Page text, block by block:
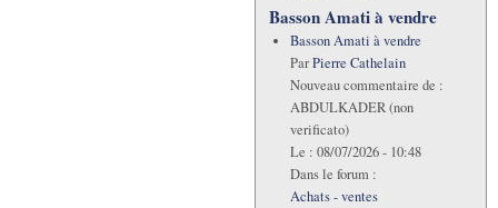
Basson Amati à vendre
Basson Amati à vendre
ParPierre Cathelain
Nouveau commentaire de :
ABDULKADER (non
verificato)
Le : 08/07/2026 - 10:48
Dans le forum :
Achats - ventes